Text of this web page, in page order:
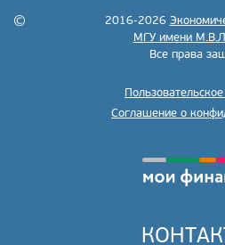
2016-2026
МГУ имени
Все права
Соглашение о